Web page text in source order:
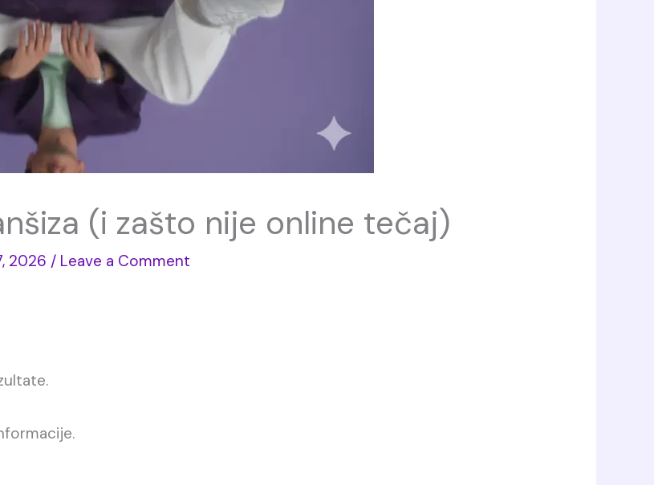
(i zašto nije online tečaj)
2026 / Leave a Comment